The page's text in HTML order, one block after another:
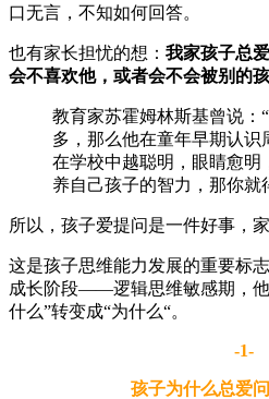
口无言，不知如何回答。
也有家长担忧的想： 我家孩子总
会不喜欢他，或者会不会被别的
教育家苏霍姆林斯基曾说：
多，那么他在童年早期认识
在学校中越聪明，眼睛愈明
养自己孩子的智力，那你就
所以，孩子爱提问是一件好事，
这是孩子思维能力发展的重要标
成长阶段——逻辑思维敏感期，
什么”转变成“为什么“。
-1-
孩子为什么总爱